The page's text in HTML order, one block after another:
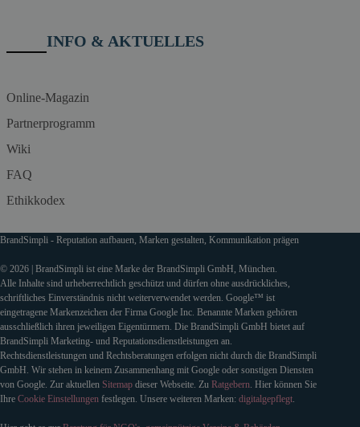
INFO & AKTUELLES
Online-Magazin
Partnerprogramm
Wiki
FAQ
Ethikkodex
BrandSimpli - Reputation aufbauen, Marken gestalten, Kommunikation prägen
© 2026 | BrandSimpli ist eine Marke der BrandSimpli GmbH, München.
Alle Inhalte sind urheberrechtlich geschützt und dürfen ohne ausdrückliches,
schriftliches Einverständnis nicht weiterverwendet werden. Google™ ist
eingetragene Markenzeichen der Firma Google Inc. Benannte Marken gehören
ausschließlich ihren jeweiligen Eigentürmern. Die BrandSimpli GmbH bietet auf
BrandSimpli Marketing- und Reputationsdienstleistungen an.
Rechtsdienstleistungen und Rechtsberatungen erfolgen nicht durch die BrandSimpli
GmbH. Wir stehen in keinem Zusammenhang mit Google oder sonstigen Diensten
von Google. Zur aktuellen Sitemap dieser Webseite. Zu Ratgebern. Hier können Sie
Ihre Cookie Einstellungen festlegen. Unsere weiteren Marken: digitalgepflegt.